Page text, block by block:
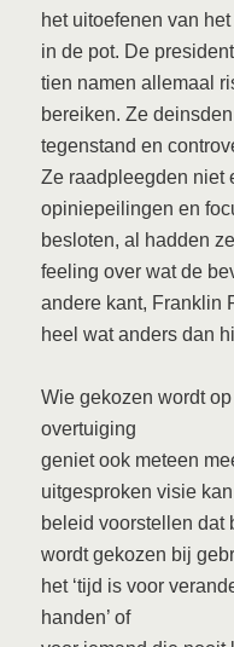
het uitoefenen van
in de pot. De
tien namen allemaal
bereiken. Ze
tegenstand en
Ze raadpleegden niet
opiniepeilingen en
besloten, al hadden
feeling over wat de
andere kant, Franklin
heel wat anders dan
Wie gekozen wordt
overtuiging
geniet ook meteen
uitgesproken visie
beleid voorstellen dat
wordt gekozen bij
het ‘tijd is voor
handen’ of